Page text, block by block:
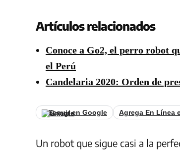
Artículos relacionados
Conoce a Go2, el perro robot
el Perú
Candelaria 2020: Orden de
Seguir en Google Agrega En Línea
Un robot que sigue casi a la